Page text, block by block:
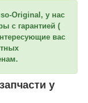
Original, у нас
c гарантией (
вас
у